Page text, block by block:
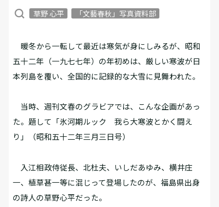
草野 心平 「文藝春秋」写真資料部
暖冬から一転して最近は寒気が身にしみるが、昭和
五十二年（一九七七年）の年初めは、厳しい寒波が日
本列島を覆い、全国的に記録的な大雪に見舞われた。
当時、週刊文春のグラビアでは、こんな企画があっ
た。題して「氷河期ルック 我ら大寒波とかく闘え
り」（昭和五十二年三月三日号）
入江相政侍従長、北杜夫、いしだあゆみ、横井庄
一、植草甚一等に混じって登場したのが、福島県出身
の詩人の草野心平だった。